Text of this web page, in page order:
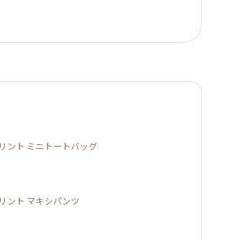
ント ミニトートバッグ
ント マキシパンツ